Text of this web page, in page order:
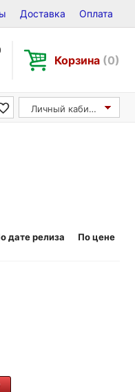
Доставка Оплата
Корзина (0)
Личный кабинет
дате релиза По цене